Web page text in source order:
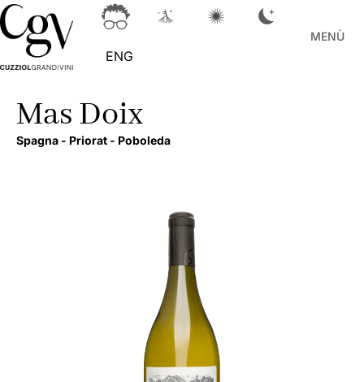
ENG
MENÙ
Mas Doix
Spagna - Priorat - Poboleda